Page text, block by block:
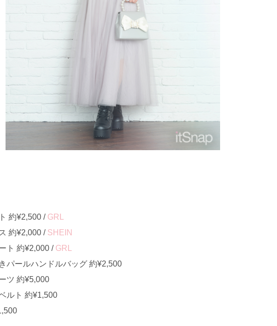
約¥2,500 / GRL
約¥2,000 / SHEIN
ト 約¥2,000 / GRL
パールハンドルバッグ 約¥2,500
ツ 約¥5,000
ルト 約¥1,500